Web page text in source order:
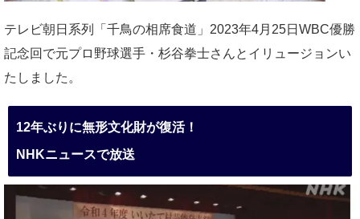
テレビ朝日系列「千鳥の相席食道」2023年4月25日WBC優勝
記念回で元プロ野球選手・杉谷拳士さんとイリュージョンい
たしました。
12年ぶりに無形文化財が復活！
NHKニュースで放送